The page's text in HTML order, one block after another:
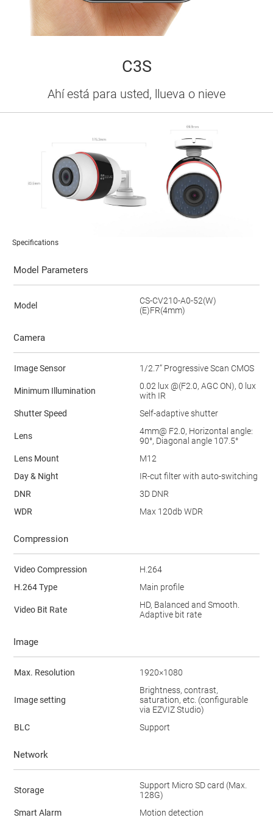
C3S
Ahí está para usted, llueva o nieve
Specifications
Model Parameters
Model
CS-CV210-A0-52(W)
(E)FR(4mm)
Camera
Image Sensor 1/2.7” Progressive Scan CMOS
Minimum Illumination
0.02 lux @(F2.0, AGC ON), 0 lux
with IR
Shutter Speed
Self-adaptive shutter
Lens
4mm@ F2.0, Horizontal angle:
90°, Diagonal angle 107.5°
Lens Mount
M12
Day & Night
IR-cut filter with auto-switching
DNR
3D DNR
WDR
Max 120db WDR
Compression
Video Compression
H.264
H.264 Type
Main profile
Video Bit Rate
HD, Balanced and Smooth.
Adaptive bit rate
Image
Max. Resolution 1920×1080
Image setting
Brightness, contrast,
saturation, etc. (configurable
via EZVIZ Studio)
BLC
Support
Network
Storage
Support Micro SD card (Max.
128G)
Smart Alarm
Motion detection